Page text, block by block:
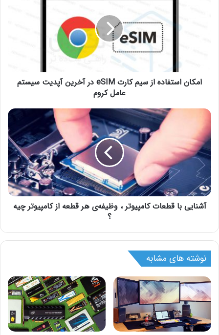
امکان استفاده از سیم کارت eSIM در آخرین آپدیت سیستم
عامل کروم
آشنایی با قطعات کامپیوتر ، وظیفه‌ی هر قطعه از کامپیوتر چیه
؟
نوشته های مشابه